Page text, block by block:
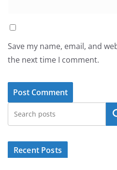
Save my name, email, and
the next time I comment.
Recent Posts